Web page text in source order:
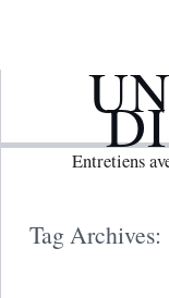
Entretiens
Tag Archives: